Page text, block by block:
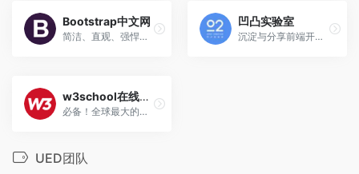
Bootstrap中文网
简洁、直观、强悍的响应式前端开发框架
凹凸实验室
沉淀与分享前端开发、页面制作技巧
w3school在线教程
必备！全球最大的中文Web技术教程
UED团队